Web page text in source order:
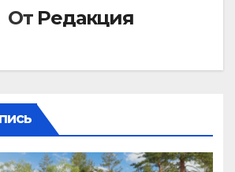
От Редакция